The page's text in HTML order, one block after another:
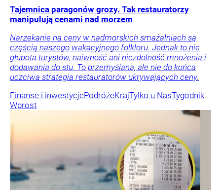
Tajemnica paragonów grozy. Tak restauratorzy
manipulują cenami nad morzem
Narzekanie na ceny w nadmorskich smażalniach są
częścią naszego wakacyjnego folkloru. Jednak to nie
głupota turystów, naiwność ani niezdolność mnożenia i
dodawania do stu. To przemyślana, ale nie do końca
uczciwa strategia restauratorów ukrywających ceny.
Finanse i inwestycjePodróżeKrajTylko u NasTygodnik
Wprost